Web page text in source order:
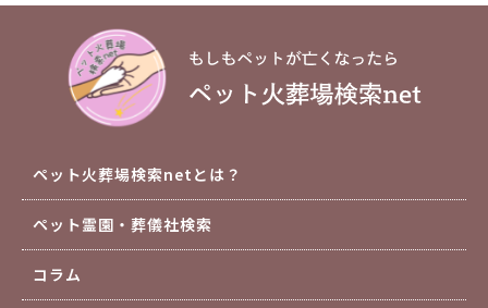
ペット火葬場検索netとは？
ペット霊園・葬儀社検索
コラム